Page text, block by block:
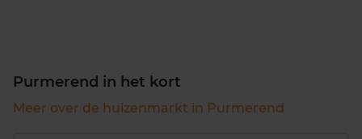
Purmerend in het kort
Meer over de huizenmarkt in Purmerend